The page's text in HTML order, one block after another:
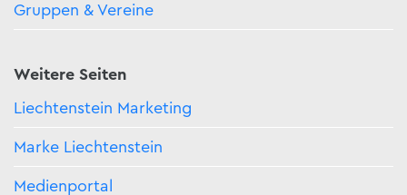
Gruppen & Vereine
Weitere Seiten
Liechtenstein Marketing
Marke Liechtenstein
Medienportal